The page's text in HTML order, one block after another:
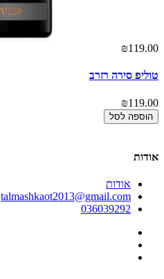
₪119.00
טוליפ סירה רזרב
₪119.00
הוספה לסל
אודות
אודות
talmashkaot2013@gmail.com
036039292